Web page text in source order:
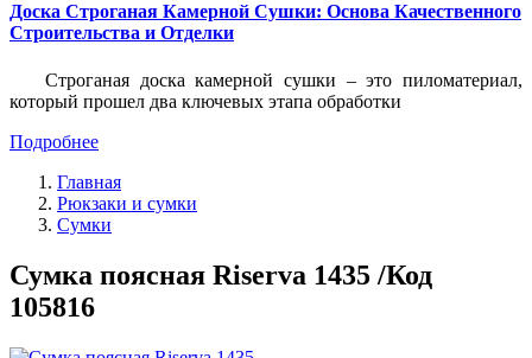
Доска Строганая Камерной Сушки: Основа Качественного
Строительства и Отделки
Строганая доска камерной сушки – это пиломатериал,
который прошел два ключевых этапа обработки
Подробнее
Главная
Рюкзаки и сумки
Сумки
Сумка поясная Riserva 1435 /Код
105816